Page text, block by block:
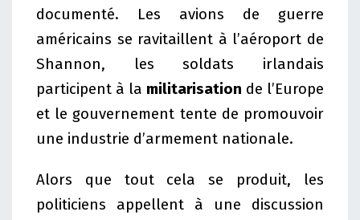
documenté. Les avions de guerre
américains se ravitaillent à l’aéroport de
Shannon, les soldats irlandais
participent à la militarisation de l’Europe
et le gouvernement tente de promouvoir
une industrie d’armement nationale.
Alors que tout cela se produit, les
politiciens appellent à une discussion